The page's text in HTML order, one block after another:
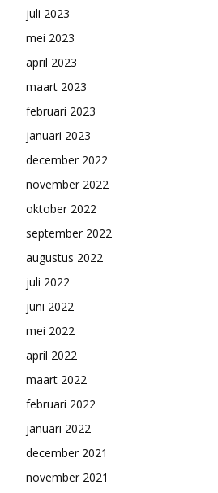
juli 2023
mei 2023
april 2023
maart 2023
februari 2023
januari 2023
december 2022
november 2022
oktober 2022
september 2022
augustus 2022
juli 2022
juni 2022
mei 2022
april 2022
maart 2022
februari 2022
januari 2022
december 2021
november 2021